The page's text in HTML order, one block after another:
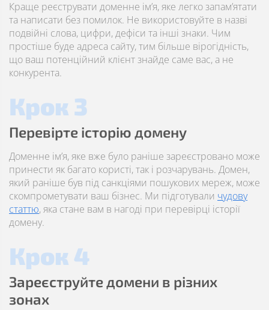
Краще реєструвати доменне ім’я, яке легко запам’ятати
та написати без помилок. Не використовуйте в назві
подвійні слова, цифри, дефіси та інші знаки. Чим
простіше буде адреса сайту, тим більше вірогідність,
що ваш потенційний клієнт знайде саме вас, а не
конкурента.
Крок 3
Перевірте історію домену
Доменне ім’я, яке вже було раніше зареєстровано може
принести як багато користі, так і розчарувань. Домен,
який раніше був під санкціями пошукових мереж, може
скомпрометувати ваш бізнес. Ми підготували чудову
статтю, яка стане вам в нагоді при перевірці історії
домену.
Крок 4
Зареєструйте домени в різних
зонах